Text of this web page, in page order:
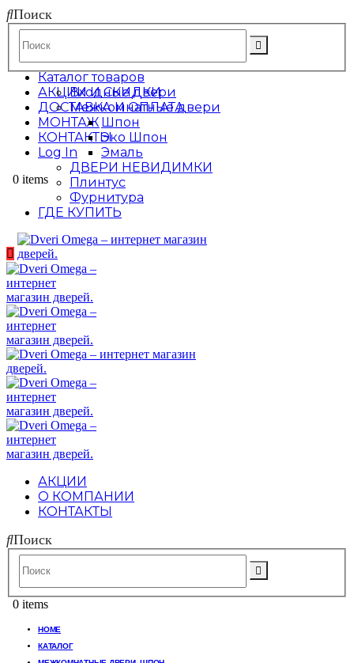
Поиск
АКЦИИ И СКИДКИ
ДОСТАВКА И ОПЛАТА
МОНТАЖ
КОНТАКТЫ
Log In
0 items
Каталог товаров
Входные двери
Межкомнатные двери
Шпон
Эко Шпон
Эмаль
ДВЕРИ НЕВИДИМКИ
Плинтус
Фурнитура
ГДЕ КУПИТЬ
АКЦИИ
О КОМПАНИИ
КОНТАКТЫ
Поиск
0 items
HOME
КАТАЛОГ